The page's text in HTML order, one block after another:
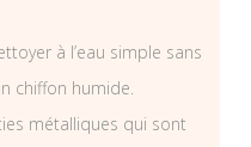
à l’eau simple sans
chiffon humide.
métalliques qui sont